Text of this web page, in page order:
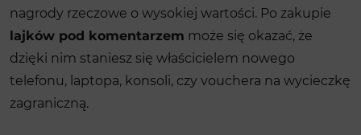
nagrody rzeczowe o wysokiej wartości. Po zakupie
lajków pod komentarzem może się okazać, że
dzięki nim staniesz się właścicielem nowego
telefonu, laptopa, konsoli, czy vouchera na wycieczkę
zagraniczną.